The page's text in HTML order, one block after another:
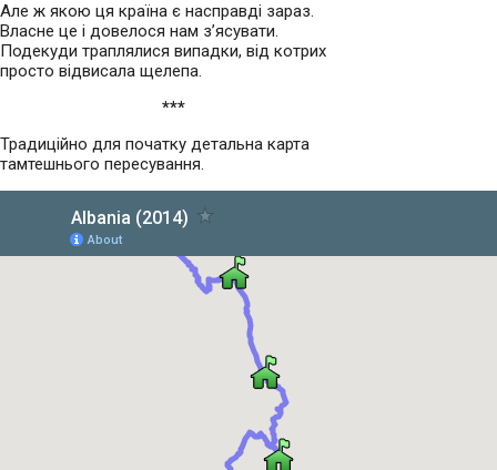
Але ж якою ця країна є насправді зараз.
Власне це і довелося нам з’ясувати.
Подекуди траплялися випадки, від котрих
просто відвисала щелепа.
***
Традиційно для початку детальна карта
тамтешнього пересування.